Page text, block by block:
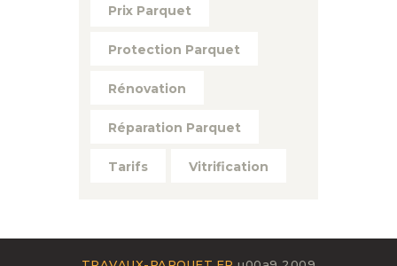
Prix Parquet
Protection Parquet
Rénovation
Réparation Parquet
Tarifs Vitrification